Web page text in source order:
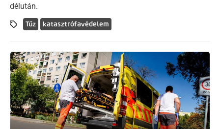
délután.
Tűz katasztrófavédelem